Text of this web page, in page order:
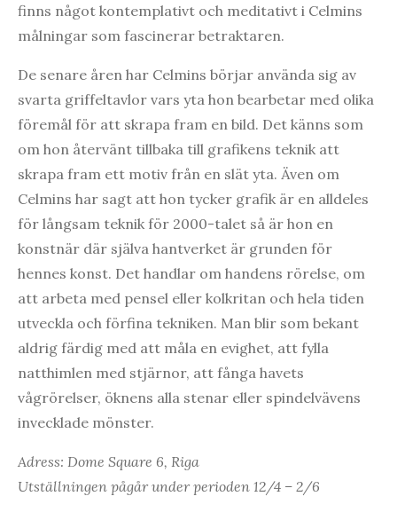
finns något kontemplativt och meditativt i Celmins
målningar som fascinerar betraktaren.
De senare åren har Celmins börjar använda sig av
svarta griffeltavlor vars yta hon bearbetar med olika
föremål för att skrapa fram en bild. Det känns som
om hon återvänt tillbaka till grafikens teknik att
skrapa fram ett motiv från en slät yta. Även om
Celmins har sagt att hon tycker grafik är en alldeles
för långsam teknik för 2000-talet så är hon en
konstnär där själva hantverket är grunden för
hennes konst. Det handlar om handens rörelse, om
att arbeta med pensel eller kolkritan och hela tiden
utveckla och förfina tekniken. Man blir som bekant
aldrig färdig med att måla en evighet, att fylla
natthimlen med stjärnor, att fånga havets
vågrörelser, öknens alla stenar eller spindelvävens
invecklade mönster.
Adress: Dome Square 6, Riga
Utställningen pågår under perioden 12/4 – 2/6